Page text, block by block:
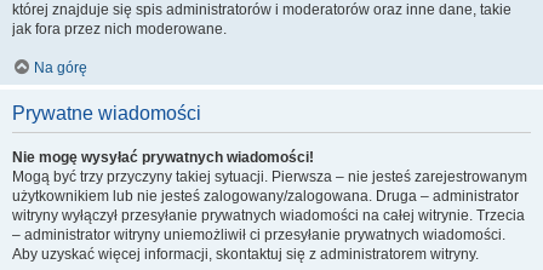
której znajduje się spis administratorów i moderatorów oraz inne dane, takie
jak fora przez nich moderowane.
Na górę
Prywatne wiadomości
Nie mogę wysyłać prywatnych wiadomości!
Mogą być trzy przyczyny takiej sytuacji. Pierwsza – nie jesteś zarejestrowanym
użytkownikiem lub nie jesteś zalogowany/zalogowana. Druga – administrator
witryny wyłączył przesyłanie prywatnych wiadomości na całej witrynie. Trzecia
– administrator witryny uniemożliwił ci przesyłanie prywatnych wiadomości.
Aby uzyskać więcej informacji, skontaktuj się z administratorem witryny.